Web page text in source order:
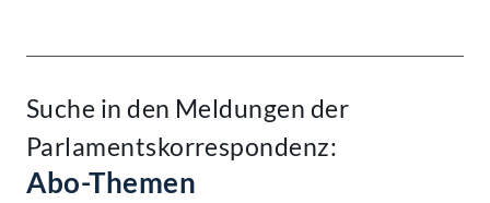
Suche in den Meldungen der
Parlamentskorrespondenz:
Abo-Themen